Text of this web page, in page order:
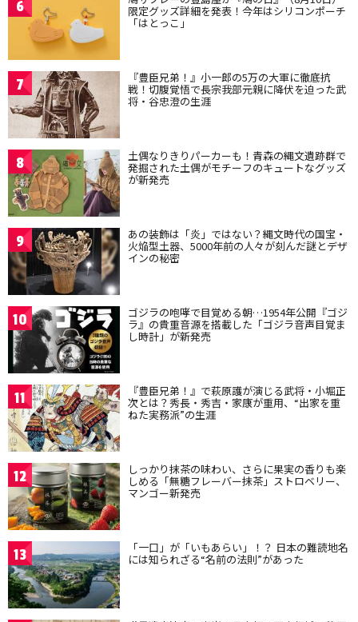
6 限定グッズ詳細を発表！今年はシリコンポーチ
「はとっこ」
7 『豊臣兄弟！』小一郎の5万の大軍に徹底抗
戦！切腹覚悟で長宗我部元親に降伏を迫った武
将・谷忠澄の生涯
8 土偶なりきりパーカーも！青森の縄文遺跡群で
発掘された土偶がモチーフのキュートなグッズ
が新発売
9 あの装飾は「炎」ではない？縄文時代の国宝・
火焔型土器、5000年前の人々が刻んだ謎とデザ
インの秘密
10 ゴジラの咆哮で目覚める朝…1954年公開『ゴジ
ラ』の貴重音源を搭載した「ゴジラ音声目覚ま
し時計」が新発売
11 『豊臣兄弟！』で萩原護が演じる武将・小堀正
次とは？秀長・秀吉・家康が重用、“出家を重
ねた実務派”の生涯
12 しっかり抹茶の味わい、さらに果実の香りも楽
しめる「無糖フレーバー抹茶」ストロベリー、
マンゴー新発売
13 「一口」が「いもあらい」！？ 日本の難読地名
には知られざる“名前の法則”があった